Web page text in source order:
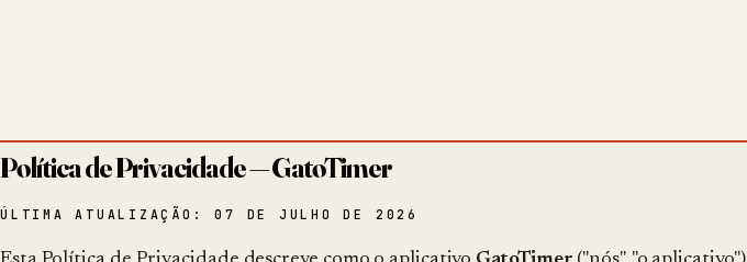
Política de Privacidade — GatoTimer
ÚLTIMA ATUALIZAÇÃO: 07 DE JULHO DE 2026
Esta Política de Privacidade descreve como o aplicativo GatoTimer ("nós", "o aplicativo")